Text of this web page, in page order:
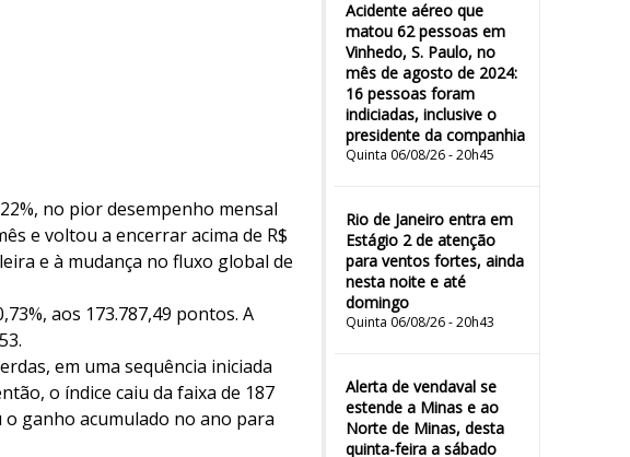
Acidente aéreo que
matou 62 pessoas em
Vinhedo, S. Paulo, no
mês de agosto de 2024:
16 pessoas foram
indiciadas, inclusive o
presidente da companhia
Quinta 06/08/26 - 20h45
Rio de Janeiro entra em
Estágio 2 de atenção
para ventos fortes, ainda
nesta noite e até
domingo
Quinta 06/08/26 - 20h43
Alerta de vendaval se
estende a Minas e ao
Norte de Minas, desta
quinta-feira a sábado
no pior desempenho mensal
e voltou a encerrar acima de R$
e à mudança no fluxo global de
aos 173.787,49 pontos. A
em uma sequência iniciada
o índice caiu da faixa de 187
ganho acumulado no ano para